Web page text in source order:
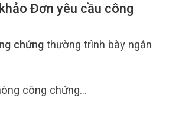
Đơn yêu cầu công
chứng thường trình bày ngắn
công chứng…